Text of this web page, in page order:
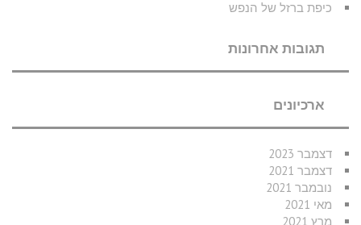
כיפת ברזל של הנפש
תגובות אחרונות
ארכיונים
דצמבר 2023
דצמבר 2021
נובמבר 2021
מאי 2021
מרץ 2021